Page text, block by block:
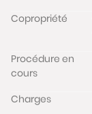
Copropriété
Procédure en
cours
Charges